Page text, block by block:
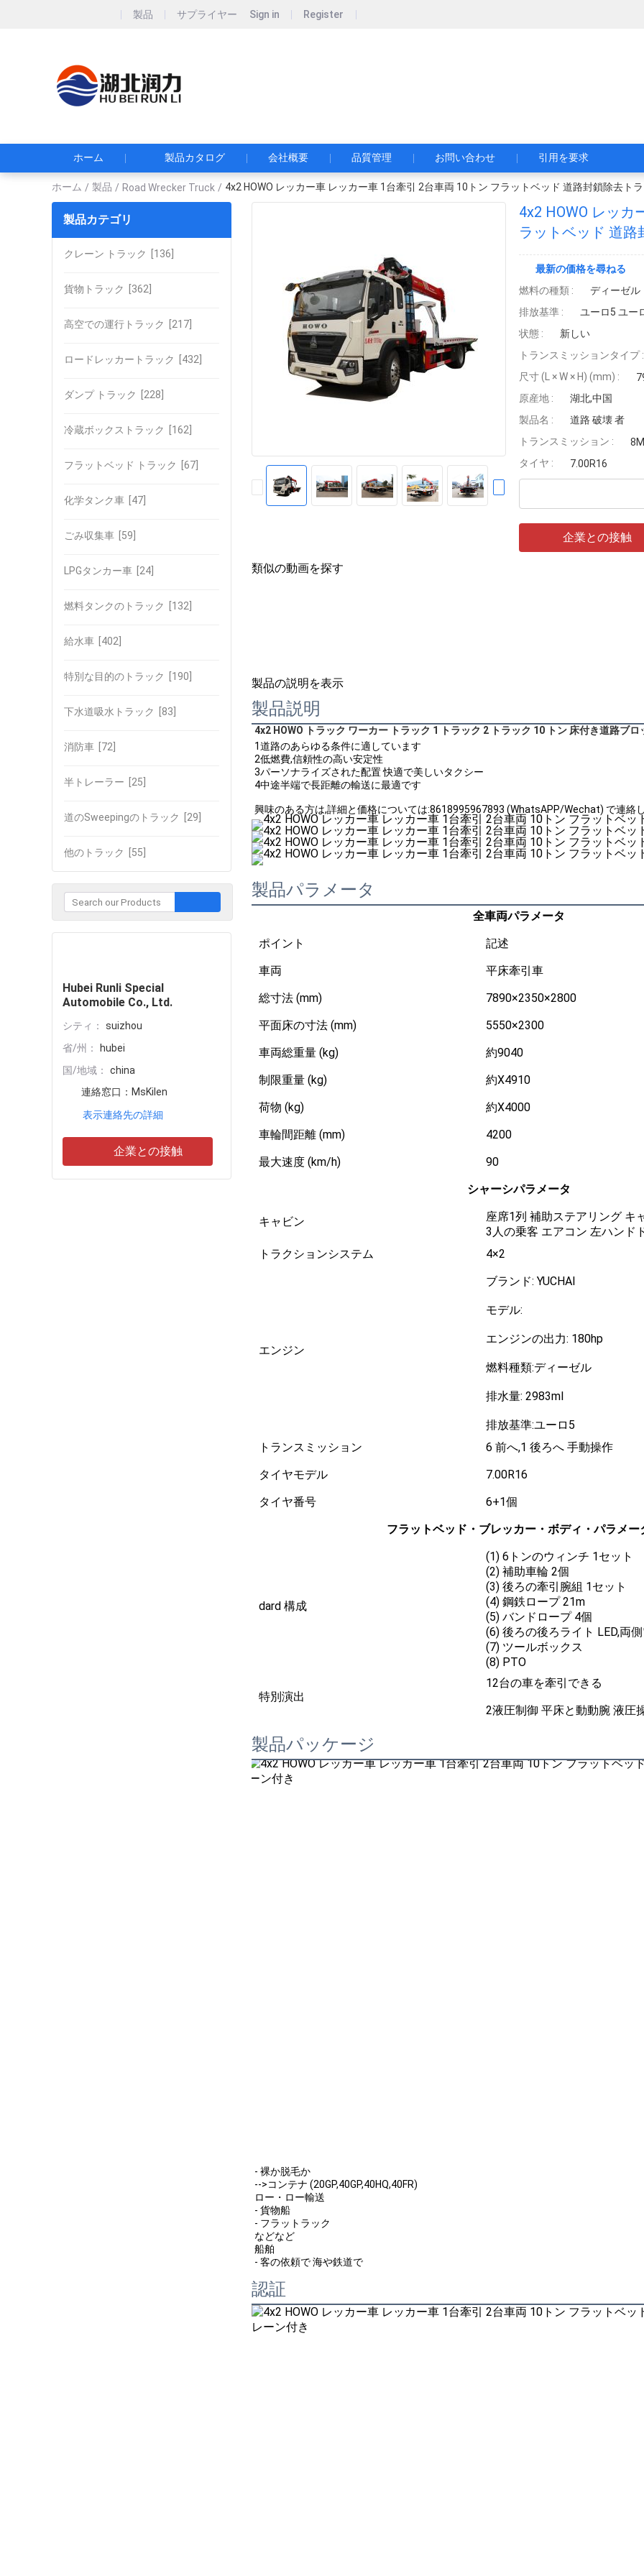
製品 サプライヤー Sign in Register
ホーム 製品カタログ 会社概要 品質管理 お問い合わせ 引用を要求
ホーム / 製品 / Road Wrecker Truck / 4x2 HOWO レッカー車 レッカー車 1台牽引 2台車両 10トン フラットベッド 道路封鎖除去ト
製品カテゴリ
クレーン トラック [136]
貨物トラック [362]
高空での運行トラック [217]
ロードレッカートラック [432]
ダンプ トラック [228]
冷蔵ボックストラック [162]
フラットベッド トラック [67]
化学タンク車 [47]
ごみ収集車 [59]
LPGタンカー車 [24]
燃料タンクのトラック [132]
給水車 [402]
特別な目的のトラック [190]
下水道吸水トラック [83]
消防車 [72]
半トレーラー [25]
道のSweepingのトラック [29]
他のトラック [55]
Hubei Runli Special
Automobile Co., Ltd.
シティ：
suizhou
省/州：
hubei
国/地域：
china
連絡窓口： MsKilen
表示連絡先の詳細
企業との接触
4x2 HOWO レッカ
ラットベッド 道
最新の価格を尋ねる
燃料の種類 :
ディーゼル
排放基準 :
ユーロ5 ユー
状態 :
新しい
トランスミッションタイプ :
尺寸 (L × W × H) (mm) :
原産地 :
湖北,中国
製品名 :
道路 破壊 者
トランスミッション :
タイヤ :
7.00R16
企業との接触
類似の動画を探す
製品の説明を表示
製品説明
4x2 HOWO トラック ワーカー トラック 1 トラック 2 トラック 10 トン 床付き道路ブ
1道路のあらゆる条件に適しています
2低燃費,信頼性の高い安定性
3パーソナライズされた配置 快適で美しいタクシー
4中途半端で長距離の輸送に最適です
興味のある方は,詳細と価格については:8618995967893 (WhatsAPP/Wechat) で連絡
製品パラメータ
全車両パラメータ
ポイント
記述
車両
平床牽引車
総寸法 (mm)
7890×2350×2800
平面床の寸法 (mm)
5550×2300
車両総重量 (kg)
約9040
制限重量 (kg)
約X4910
荷物 (kg)
約X4000
車輪間距離 (mm)
4200
最大速度 (km/h)
90
シャーシパラメータ
キャビン
座席1列 補助ステアリング キ
3人の乗客 エアコン 左ハンド
トラクションシステム
4×2
エンジン
ブランド: YUCHAI
モデル:
エンジンの出力: 180hp
燃料種類:ディーゼル
排水量: 2983ml
排放基準:ユーロ5
トランスミッション
6 前へ,1 後ろへ 手動操作
タイヤモデル
7.00R16
タイヤ番号
6+1個
フラットベッド・ブレッカー・ボディ・パラメー
dard 構成
(1) 6トンのウィンチ 1セット
(2) 補助車輪 2個
(3) 後ろの牽引腕組 1セット
(4) 鋼鉄ロープ 21m
(5) バンドロープ 4個
(6) 後ろの後ろライト LED,両
(7) ツールボックス
(8) PTO
特別演出
12台の車を牽引できる
2液圧制御 平床と動動腕 液圧
製品パッケージ
- 裸か脱毛か
-->コンテナ (20GP,40GP,40HQ,40FR)
ロー・ロー輸送
- 貨物船
- フラットラック
などなど
船舶
- 客の依頼で 海や鉄道で
認証